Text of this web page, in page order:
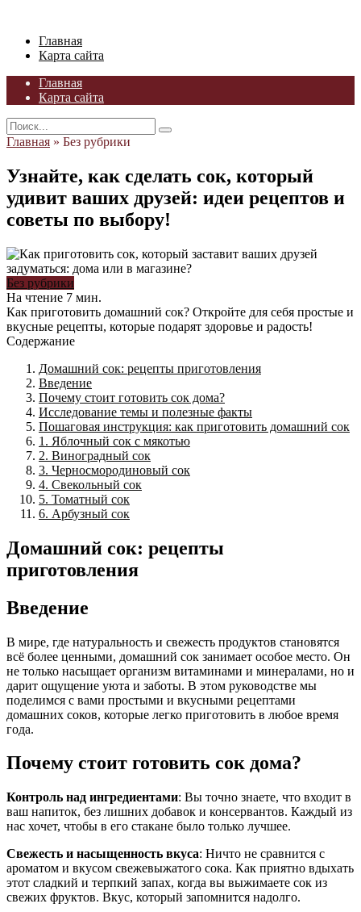
contentГлавная
Карта сайта
Главная
Карта сайта
Search
for:
Главная » Без рубрики
Узнайте, как сделать сок, который
удивит ваших друзей: идеи рецептов и
советы по выбору!
Без рубрики
На чтение 7 мин.
Как приготовить домашний сок? Откройте для себя простые и
вкусные рецепты, которые подарят здоровье и радость!
Содержание
Домашний сок: рецепты приготовления
Введение
Почему стоит готовить сок дома?
Исследование темы и полезные факты
Пошаговая инструкция: как приготовить домашний сок
1. Яблочный сок с мякотью
2. Виноградный сок
3. Черносмородиновый сок
4. Свекольный сок
5. Томатный сок
6. Арбузный сок
Домашний сок: рецепты
приготовления
Введение
В мире, где натуральность и свежесть продуктов становятся
всё более ценными, домашний сок занимает особое место. Он
не только насыщает организм витаминами и минералами, но и
дарит ощущение уюта и заботы. В этом руководстве мы
поделимся с вами простыми и вкусными рецептами
домашних соков, которые легко приготовить в любое время
года.
Почему стоит готовить сок дома?
Контроль над ингредиентами: Вы точно знаете, что входит в
ваш напиток, без лишних добавок и консервантов. Каждый из
нас хочет, чтобы в его стакане было только лучшее.
Свежесть и насыщенность вкуса: Ничто не сравнится с
ароматом и вкусом свежевыжатого сока. Как приятно вдыхать
этот сладкий и терпкий запах, когда вы выжимаете сок из
свежих фруктов. Вкус, который запомнится надолго.